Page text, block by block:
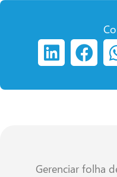
Gerenciar folha